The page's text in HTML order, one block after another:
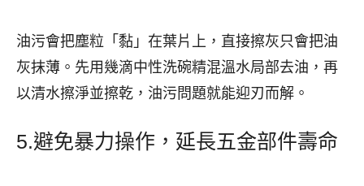
油污會把塵粒「黏」在葉片上，直接擦灰只會把油
灰抹薄。先用幾滴中性洗碗精混溫水局部去油，再
以清水擦淨並擦乾，油污問題就能迎刃而解。
5.避免暴力操作，延長五金部件壽命